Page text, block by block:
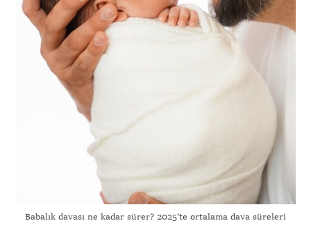
Babalık davası ne kadar sürer? 2025’te ortalama dava süreleri